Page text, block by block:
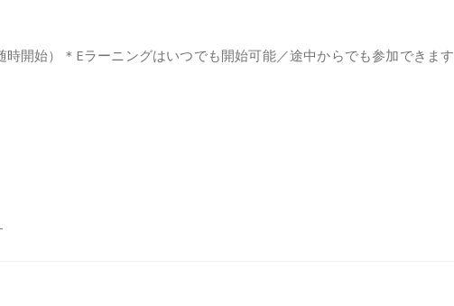
開始）＊Eラーニングはいつでも開始可能／途中からでも参加できます